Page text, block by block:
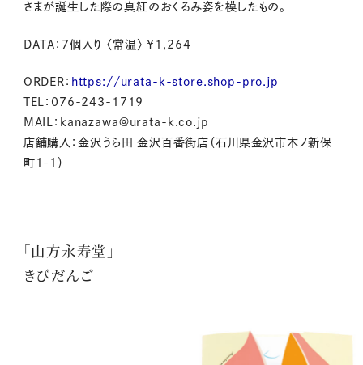
さまが誕生した際の真紅のおくるみ姿を模したもの。
DATA：7個入り 〈常温〉 ¥1,264
ORDER： https://urata-k-store.shop-pro.jp
TEL：076-243-1719
MAIL：kanazawa@urata-k.co.jp
店舗購入：金沢うら田 金沢百番街店（石川県金沢市木ノ新保
町1-1）
「山方永寿堂」
きびだんご